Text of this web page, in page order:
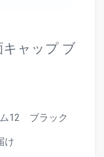
ャップ ブ
12 ブラック
け